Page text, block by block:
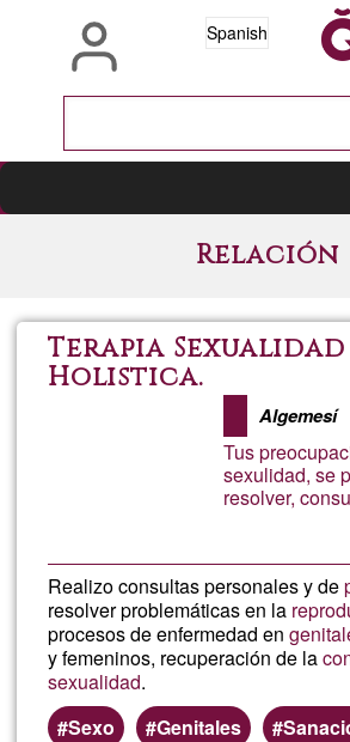
Spanish
Relación
Terapia Sexualidad
Holistica.
Algemesí
Tus
sexulidad, se
resolver,
Realizo consultas personales y de
resolver problemáticas en la
procesos de enfermedad en
y femeninos, recuperación de la
sexualidad.
Sexo
Genitales